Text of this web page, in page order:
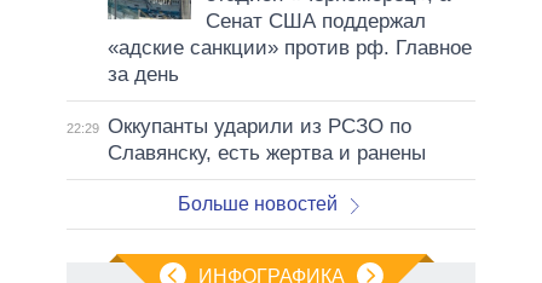
Сенат США поддержал
«адские санкции» против рф. Главное
за день
22:29 Оккупанты ударили из РСЗО по
Славянску, есть жертва и ранены
Больше новостей
ИНФОГРАФИКА